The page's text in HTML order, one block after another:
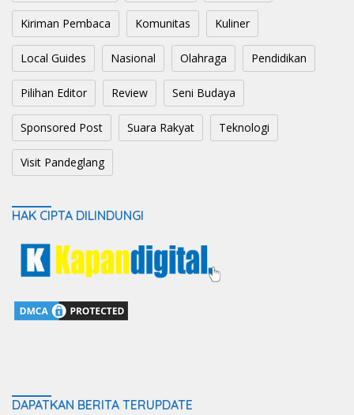
Kiriman Pembaca Komunitas Kuliner
Local Guides Nasional Olahraga Pendidikan
Pilihan Editor Review Seni Budaya
Sponsored Post Suara Rakyat Teknologi
Visit Pandeglang
HAK CIPTA DILINDUNGI
DAPATKAN BERITA TERUPDATE